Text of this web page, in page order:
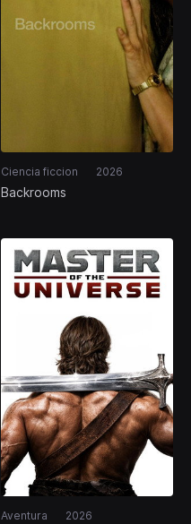
Ciencia ficcion 2026
Backrooms
Aventura 2026